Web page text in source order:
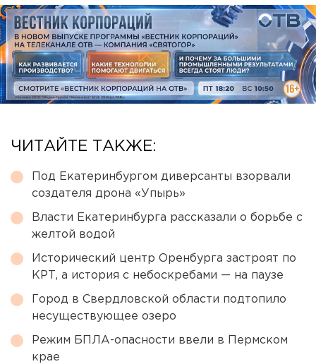
ЧИТАЙТЕ ТАКЖЕ:
Под Екатеринбургом диверсанты взорвали
создателя дрона «Упырь»
Власти Екатеринбурга рассказали о борьбе с
желтой водой
Исторический центр Оренбурга застроят по
КРТ, а история с небоскребами — на паузе
Город в Свердловской области подтопило
несуществующее озеро
Режим БПЛА-опасности ввели в Пермском
крае